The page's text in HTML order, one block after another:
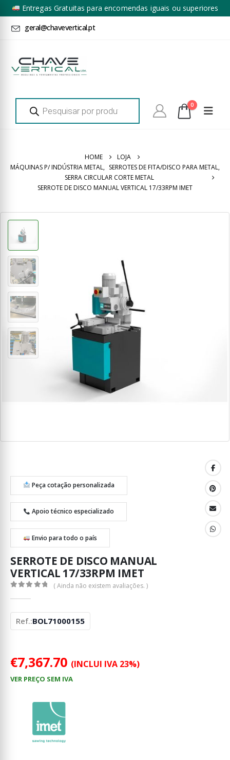
Entregas Gratuitas para encomendas iguais ou superiores
a 100€ + IVA*
geral@chavevertical.pt
Products
search 0
HOME
LOJA
MÁQUINAS P/ INDÚSTRIA METAL, SERROTES DE FITA/DISCO PARA METAL,
SERRA CIRCULAR CORTE METAL
SERROTE DE DISCO MANUAL VERTICAL 17/33RPM IMET
Peça cotação personalizada
Apoio técnico especializado
Envio para todo o país
SERROTE DE DISCO MANUAL
VERTICAL 17/33RPM IMET
( Ainda não existem avaliações. )
Ref.:BOL71000155
€7,367.70 (INCLUI IVA 23%)
VER PREÇO SEM IVA